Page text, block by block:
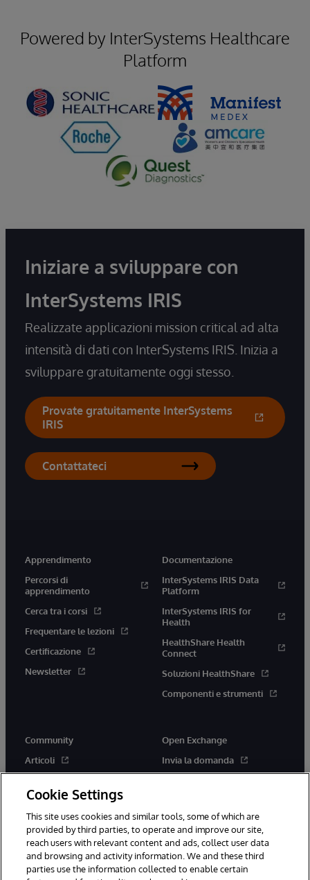
Powered by InterSystems Healthcare
Platform
Iniziare a sviluppare con
InterSystems IRIS
Realizzate applicazioni mission critical ad alta
intensità di dati con InterSystems IRIS. Inizia a
sviluppare gratuitamente oggi stesso.
Provate gratuitamente InterSystems
IRIS
Contattateci
Apprendimento
Percorsi di
apprendimento
Cerca tra i corsi
Frequentare le lezioni
Certificazione
Newsletter
Documentazione
InterSystems IRIS Data
Platform
InterSystems IRIS for
Health
HealthShare Health
Connect
Soluzioni HealthShare
Componenti e strumenti
Community
Articoli
Eventi
Membri
Migliori pratiche
Open Exchange
Invia la domanda
Novità
Cookie Settings
This site uses cookies and similar tools, some of which are
provided by third parties, to operate and improve our site,
reach users with relevant content and ads, collect user data
and browsing and activity information. We and these third
parties use the information collected to enable certain